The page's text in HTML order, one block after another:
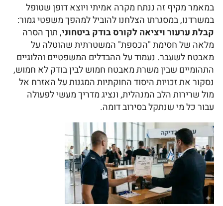
במאמר מקיף זה ננתח מקרה אמיתי ויוצא דופן שטופל
במשרדנו, במסגרתו הצלחנו להוביל למהפך משפטי גמור:
קבלת ערעור ויציאה לקורס בודק ביטחוני, תוך הסרה
מלאה של חסימת "הכספת" המשטרתית שהוטלה על
מאבטח לשעבר. נעמוד על ההבדלים המשפטיים והלוגיים
התהומיים שבין משרת מאבטח חמוש לבין בודק לא חמוש,
נסקור את זכויות היסוד החוקתיות המגנות על האזרח אל
מול שרירות הלב המנהלית, ונציג מדריך מעשי לפעולה
עבור כל מי שנתקל בסירוב דומה.